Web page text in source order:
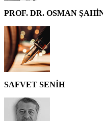
PROF. DR. OSMAN
SAFVET SENİH